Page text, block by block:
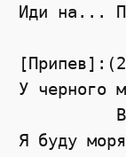
Иди на...
У черного
Я буду